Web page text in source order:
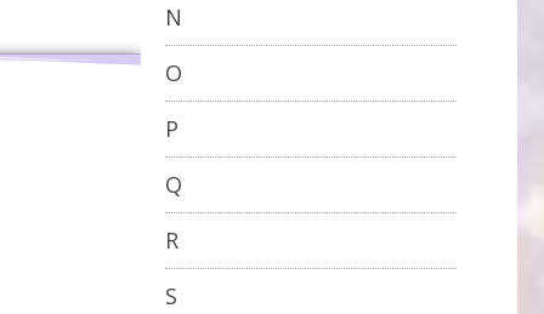
N
O
P
Q
R
S